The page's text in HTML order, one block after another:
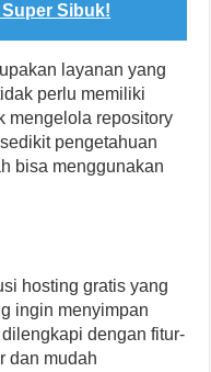
Sibuk!
layanan yang
perlu memiliki
mengelola repository
pengetahuan
bisa menggunakan
hosting gratis yang
ingin menyimpan
dengan fitur-
dan mudah